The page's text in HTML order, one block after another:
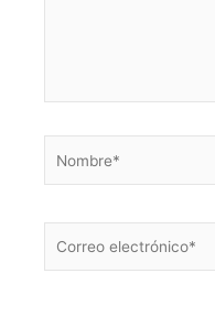
electrónico*